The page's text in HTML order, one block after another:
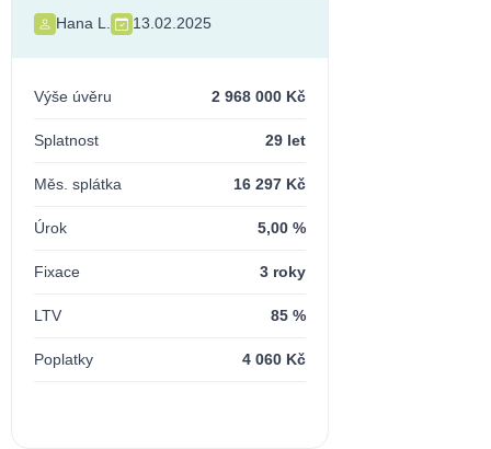
Hana L. 13.02.2025
Výše úvěru 2 968 000 Kč
Splatnost 29 let
Měs. splátka 16 297 Kč
Úrok 5,00 %
Fixace 3 roky
LTV 85 %
Poplatky 4 060 Kč